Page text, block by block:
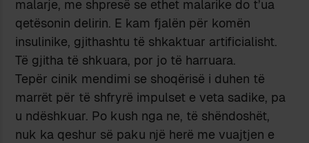
malarje, me shpresë se ethet malarike do t’ua
qetësonin delirin. E kam fjalën për komën
insulinike, gjithashtu të shkaktuar artificialisht.
Të gjitha të shkuara, por jo të harruara.
Tepër cinik mendimi se shoqërisë i duhen të
marrët për të shfryrë impulset e veta sadike, pa
u ndëshkuar. Po kush nga ne, të shëndoshët,
nuk ka qeshur së paku një herë me vuajtjen e